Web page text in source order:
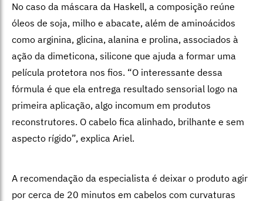
No caso da máscara da Haskell, a composição reúne
óleos de soja, milho e abacate, além de aminoácidos
como arginina, glicina, alanina e prolina, associados à
ação da dimeticona, silicone que ajuda a formar uma
película protetora nos fios. “O interessante dessa
fórmula é que ela entrega resultado sensorial logo na
primeira aplicação, algo incomum em produtos
reconstrutores. O cabelo fica alinhado, brilhante e sem
aspecto rígido”, explica Ariel.
A recomendação da especialista é deixar o produto agir
por cerca de 20 minutos em cabelos com curvaturas